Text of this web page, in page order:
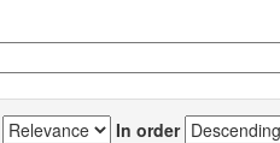
In order